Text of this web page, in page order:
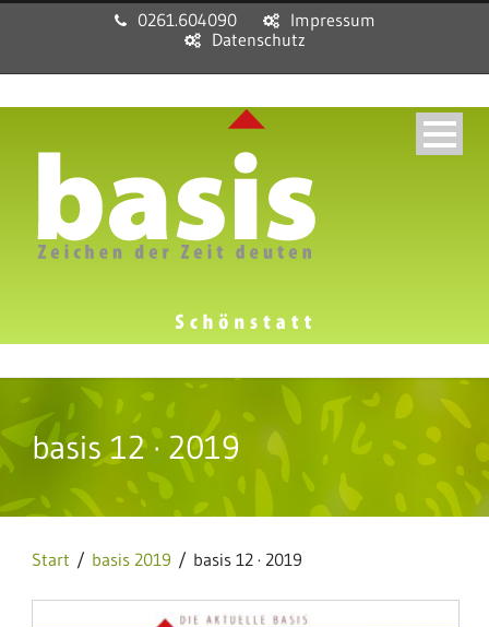
0261.604090
Impressum
Datenschutz
basis 12 · 2019
Start / basis 2019 / basis 12 · 2019